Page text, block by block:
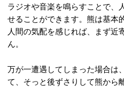
ラジオや音楽を鳴らすことで、
せることができます。熊は基本
人間の気配を感じれば、まず近
ん。
万が一遭遇してしまった場合は
て、そっと後ずさりして熊から